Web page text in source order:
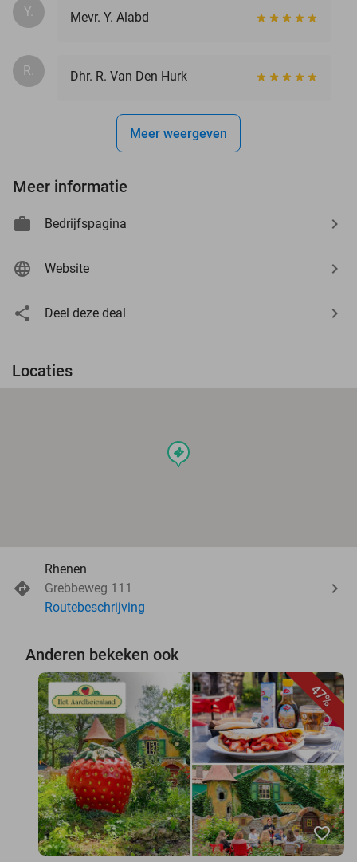
Y. Mevr. Y. Alabd
R. Dhr. R. Van Den Hurk
Meer weergeven
Meer informatie
Bedrijfspagina
Website
Deel deze deal
Locaties
events
Rhenen
Grebbeweg 111
Routebeschrijving
Anderen bekeken ook
47%
favorite_border